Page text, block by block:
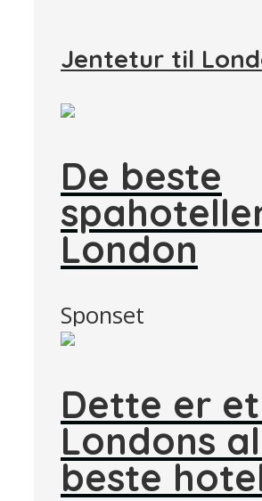
Jentetur til
De beste
London
Sponset
Dette er
Londons
beste